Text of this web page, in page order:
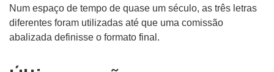
Num espaço de tempo de quase um século, as três letras
diferentes foram utilizadas até que uma comissão
abalizada definisse o formato final.